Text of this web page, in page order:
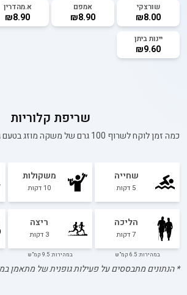
שורצקי
₪8.00
אמפם
₪8.90
א.מהדרין
₪8.90
יינות ביתן
₪9.60
שריפת קלוריות
כמה זמן לוקח לשרוף 100 גרם של משקה מוזג בטעם
שחייה
5 דקות
משקולות
10 דקות
הליכה
7דקות
במהירות: 6.5 קמ"ש
ריצה
3 דקות
במהירות: 9.5 קמ"ש
* הנתונים מתבססים על פעילות גופנית של מתאמן